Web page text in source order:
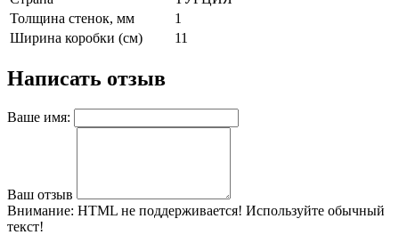
Толщина стенок, мм
1
Ширина коробки (см)
11
Написать отзыв
Ваше имя:
Ваш отзыв
Внимание: HTML не поддерживается! Используйте обычный
текст!